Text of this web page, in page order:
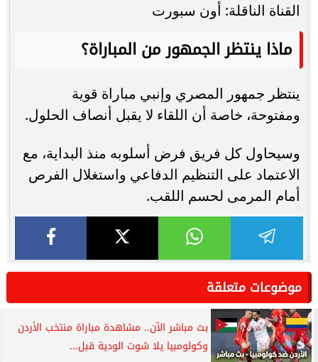
القناة الناقلة: أون سبورت
ماذا ينتظر الجمهور من المباراة؟
ينتظر جمهور المصري وإنبي مباراة قوية
ومفتوحة، خاصة أن اللقاء لا يقبل أنصاف الحلول.
وسيحاول كل فريق فرض أسلوبه منذ البداية، مع
الاعتماد على التنظيم الدفاعي واستغلال الفرص
أمام المرمى لحسم اللقب.
موضوعات متعلقة
بث مباشر الآن.. مشاهدة مباراة منتخب الأردن
وكولومبيا يلا شوت الودية قبل...